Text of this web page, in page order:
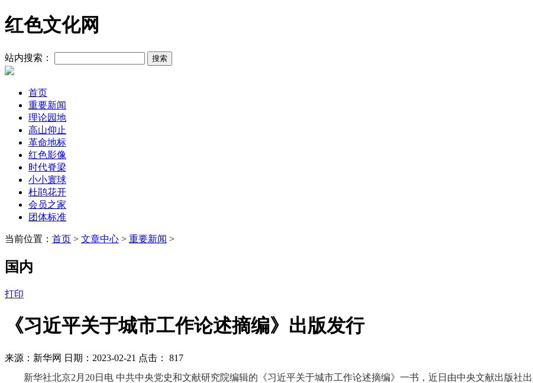
红色文化网
站内搜索：
首页
重要新闻
理论园地
高山仰止
革命地标
红色影像
时代脊梁
小小寰球
杜鹃花开
会员之家
团体标准
当前位置： 首页 > 文章中心 > 重要新闻 >
国内
打印
《习近平关于城市工作论述摘编》出版发行
来源：新华网 日期：2023-02-21 点击： 817
新华社北京2月20日电 中共中央党史和文献研究院编辑的《习近平关于城市工作论述摘编》一书，近日由中央文献出版社出